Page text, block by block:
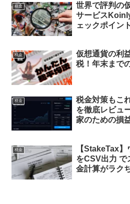
税金
世界で評判の
サービス
ェックポイント
税金
仮想通貨の利
税！年末まで
税金
税金対策もこ
を徹底レビュ
家のための損
税金
【StakeTax
をCSV出力 で
金計算がラク